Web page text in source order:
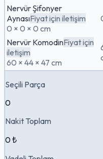
Nervür Şifonyer
AynasıFiyat için iletişim
0 × 0 × 0 cm
Nervür KomodinFiyat için
iletişim
60 × 44 × 47 cm
Seçili Parça
0
Nakit Toplam
0 ₺